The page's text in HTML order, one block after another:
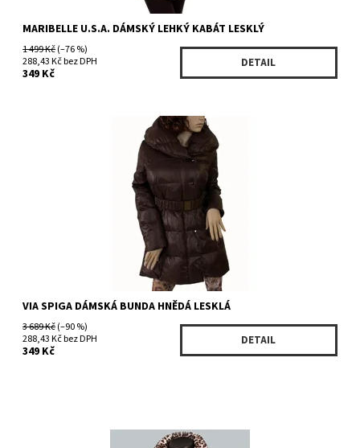
MARIBELLE U.S.A. DÁMSKÝ LEHKÝ KABÁT LESKLÝ
1 499 Kč(–76 %)
288,43 Kč bez DPH
349 Kč
DETAIL
Skladem
51274RBR
VIA SPIGA
VIA SPIGA DÁMSKÁ BUNDA HNĚDÁ LESKLÁ
3 689 Kč(–90 %)
288,43 Kč bez DPH
349 Kč
DETAIL